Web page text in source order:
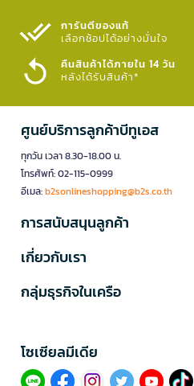
การันตีของแท้
เลือกช้อปได้อย่างมั่นใจ​
คืนสินค้าได้ภายใน 14 วัน
หลังได้รับสินค้า*
ศูนย์บริการลูกค้าบีทูเอส
ทุกวัน เวลา 8.30-18.00 น.
โทรศัพท์: 02-115-0999
อีเมล:b2sonlineshopping@b2s.co.th
การสนับสนุนลูกค้า
เกี่ยวกับเรา
กลุ่มธุรกิจในเครือ
โซเซียลมีเดีย​